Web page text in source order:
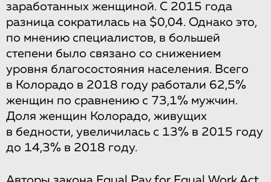
заработанных женщиной. С 2015 года
разница сократилась на $0,04. Однако это,
по мнению специалистов, в большей
степени было связано со снижением
уровня благосостояния населения. Всего
в Колорадо в 2018 году работали 62,5%
женщин по сравнению с 73,1% мужчин.
Доля женщин Колорадо, живущих
в бедности, увеличилась с 13% в 2015 году
до 14,3% в 2018 году.